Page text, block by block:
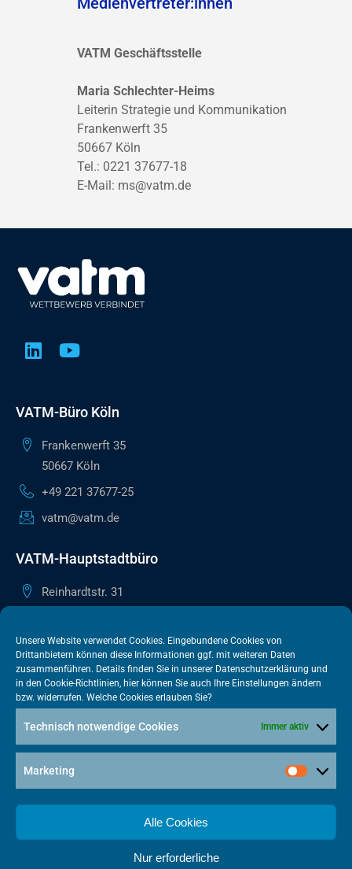
Unsere Website verwendet Cookies. Eingebundene Cookies von
Drittanbietern können diese Informationen ggf. mit weiteren Daten
zusammenführen. Details finden Sie in unserer Datenschutzerklärung und
in den Cookie-Richtlinien, hier können Sie auch Ihre Einstellungen ändern
bzw. widerrufen. Welche Cookies erlauben Sie?
Technisch notwendige Cookies Immer aktiv
Marketing
Alle Cookies
Nur erforderliche
VATM Geschäftsstelle
Maria Schlechter-Heims
Leiterin Strategie und Kommunikation
Frankenwerft 35
50667 Köln
Tel.: 0221 37677-18
E-Mail: ms@vatm.de
VATM-Büro Köln
Frankenwerft 35
50667 Köln
+49 221 37677-25
vatm@vatm.de
VATM-Hauptstadtbüro
Reinhardtstr. 31
+49 30 505615-38
berlin@vatm.de
VATM-Büro Brüssel